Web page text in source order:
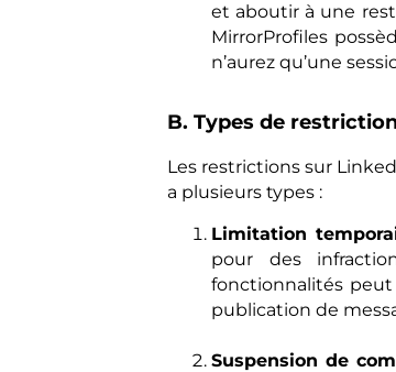
et aboutir à une
MirrorProfiles
n’aurez qu’une
B. Types de
Les restrictions sur
a plusieurs types :
Limitation
pour des
fonctionnalités peut
publication de
Suspension de